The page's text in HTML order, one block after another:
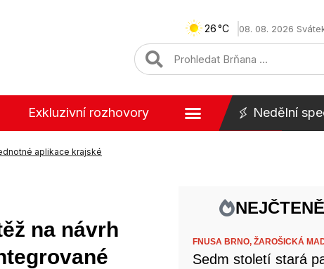
26 08. 08. 2026
Exkluzivní rozhovory Nedělní
aplikace krajské
na návrh
FNUSA BRNO,ŽAROŠICKÁ
Sedm století stará